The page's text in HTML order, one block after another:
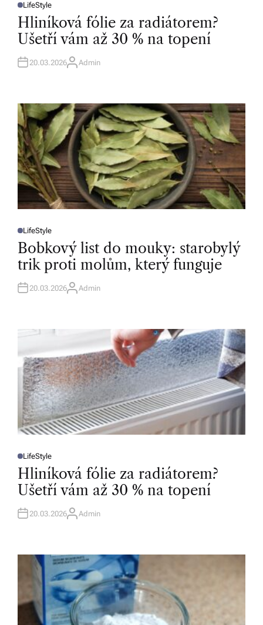
P
O
T
D
N
LifeStyle
Hliníková fólie za radiátorem?
Ušetří vám až 30 % na topení
20.03.2026A
R
Admin
P
O
E
D
N
LifeStyle
Bobkový list do mouky: starobylý
trik proti molům, který funguje
20.03.2026A
Admin
P
O
T
D
N
LifeStyle
Hliníková fólie za radiátorem?
Ušetří vám až 30 % na topení
20.03.2026A
R
Admin